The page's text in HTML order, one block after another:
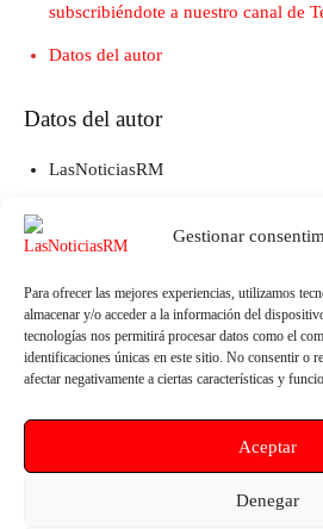
Gestionar
Para ofrecer las mejores experiencias, utilizamos
almacenar y/o acceder a la información del
tecnologías nos permitirá procesar datos como el
identificaciones únicas en este sitio. No consentir o
afectar negativamente a ciertas características y
Aceptar
Denegar
subscribiéndote a nuestro canal de
Datos del autor
Datos del autor
LasNoticiasRM
Teléfono y Whatsapp: 641387053